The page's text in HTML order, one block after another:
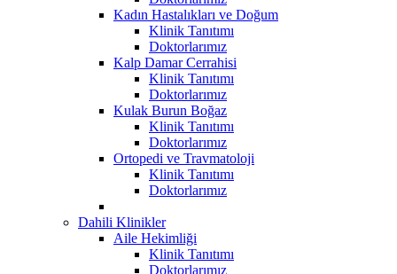
Kadın Hastalıkları ve Doğum
Klinik Tanıtımı
Doktorlarımız
Kalp Damar Cerrahisi
Klinik Tanıtımı
Doktorlarımız
Kulak Burun Boğaz
Klinik Tanıtımı
Doktorlarımız
Ortopedi ve Travmatoloji
Klinik Tanıtımı
Doktorlarımız
Dahili Klinikler
Aile Hekimliği
Klinik Tanıtımı
Doktorlarımız